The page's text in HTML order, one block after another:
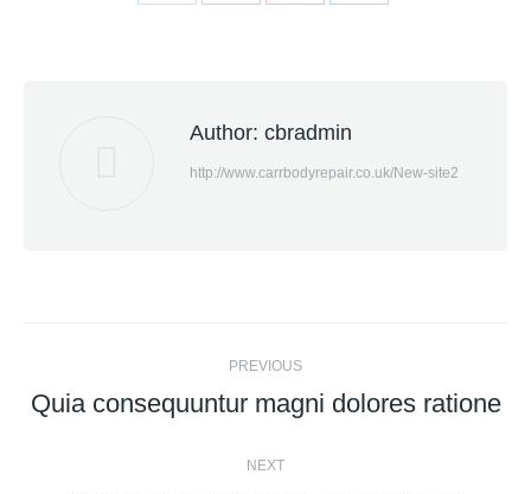
Author: cbradmin
http://www.carrbodyrepair.co.uk/New-site2
navigation
PREVIOUS
Previous
Quia consequuntur magni dolores ratione
NEXT